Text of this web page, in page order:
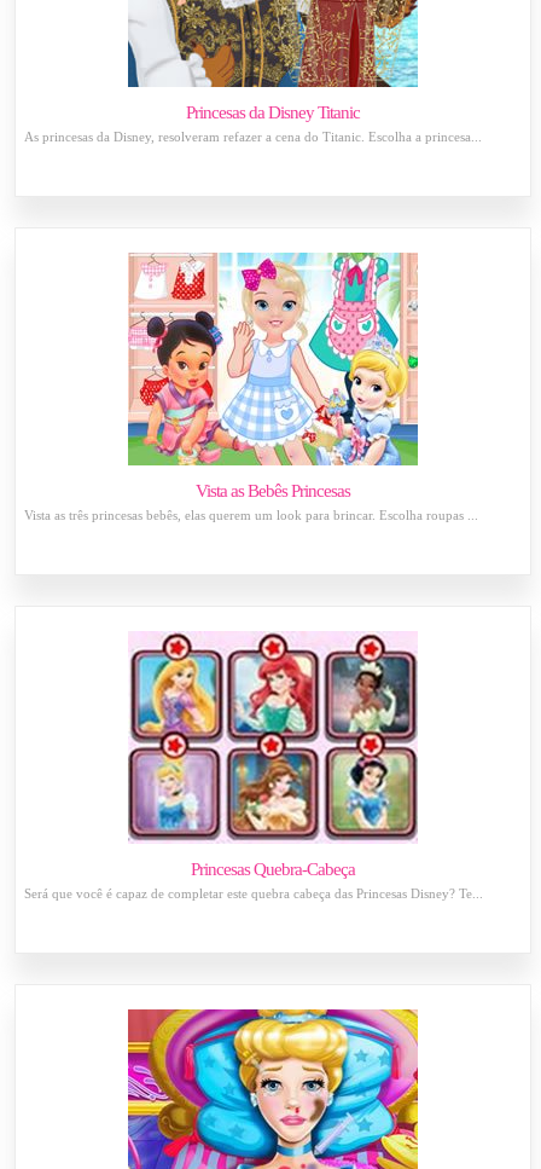
Princesas da Disney Titanic
As princesas da Disney, resolveram refazer a cena do Titanic. Escolha a princesa...
Vista as Bebês Princesas
Vista as três princesas bebês, elas querem um look para brincar. Escolha roupas ...
Princesas Quebra-Cabeça
Será que você é capaz de completar este quebra cabeça das Princesas Disney? Te...